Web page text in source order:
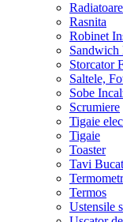
Rasnita
Robinet
Sandwich
Storcator
Saltele,
Sobe
Scrumiere
Tigaie
Tigaie
Toaster
Tavi
Termos
Ustensile